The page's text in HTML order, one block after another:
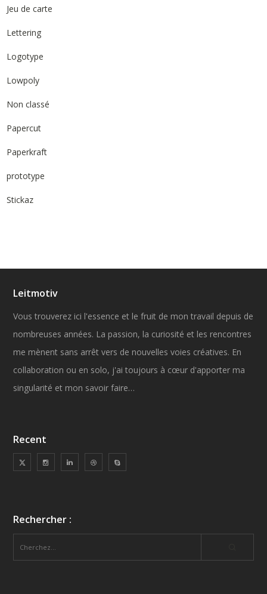
Jeu de carte
Lettering
Logotype
Lowpoly
Non classé
Papercut
Paperkraft
prototype
Stickaz
Leitmotiv
Vous trouverez ici l'essence et le fruit de mon travail depuis de
nombreuses années. La passion, la curiosité et les rencontres
me mènent sans arrêt vers de nouvelles voies créatives. En
collaboration ou en solo, j'ai toujours à cœur d'apporter ma
singularité et mon savoir faire…
Recent
Rechercher :